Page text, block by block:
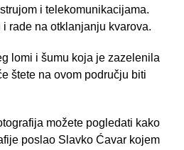
i telekomunikacijama.
rade na otklanjanju kvarova.
lomi i šumu koja je zazelenila
štete na ovom području biti
možete pogledati kako
poslao Slavko Ćavar kojem